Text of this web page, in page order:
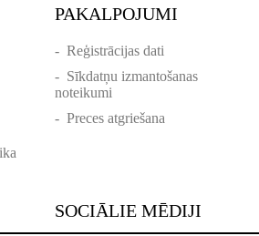
PAKALPOJUMI
- Reģistrācijas dati
- Sīkdatņu izmantošanas
noteikumi
- Preces atgriešana
SOCIĀLIE MĒDIJI